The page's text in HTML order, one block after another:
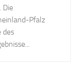
Die
Pfalz
des